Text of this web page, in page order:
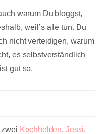
warum Du bloggst,
weil’s alle tun. Du
nicht verteidigen, warum
es selbstverständlich
gut so.
Kochhelden, Jessi,